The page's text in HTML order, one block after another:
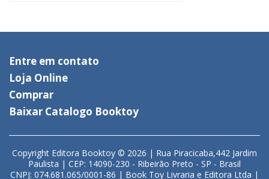
Entre em contato
Loja Online
Comprar
Baixar Catalogo Booktoy
Copyright Editora Booktoy © 2026 | Rua Piracicaba,442 Jardim
Paulista | CEP: 14090-230 - Ribeirão Preto - SP - Brasil
CNPJ: 074.681.065/0001-86 | Book Toy Livraria e Editora Ltda |